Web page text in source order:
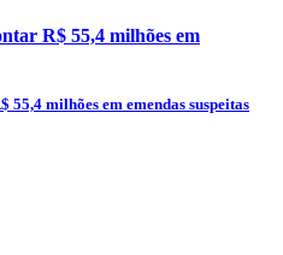
R$ 55,4 milhões em
milhões em emendas suspeitas